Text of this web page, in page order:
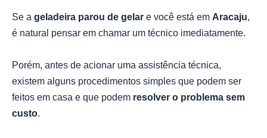
Se a geladeira parou de gelar e você está em Aracaju,
é natural pensar em chamar um técnico imediatamente.
Porém, antes de acionar uma assistência técnica,
existem alguns procedimentos simples que podem ser
feitos em casa e que podem resolver o problema sem
custo